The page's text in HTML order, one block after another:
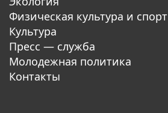
Физическая культура и спорт
Культура
Пресс — служба
Молодежная политика
Контакты